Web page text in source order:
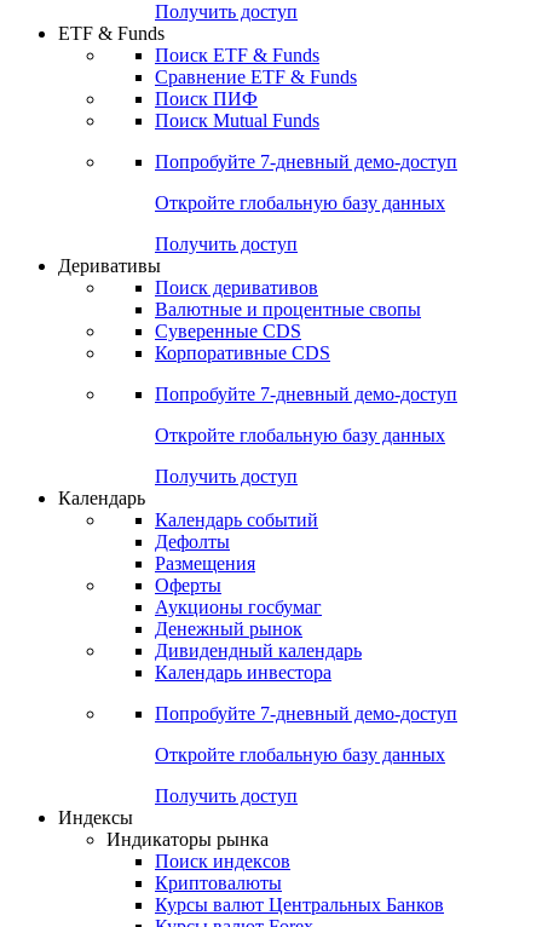
Получить доступ
ETF & Funds
Поиск ETF & Funds
Сравнение ETF & Funds
Поиск ПИФ
Поиск Mutual Funds
Попробуйте 7-дневный демо-доступ
Откройте глобальную базу данных
Получить доступ
Деривативы
Поиск деривативов
Валютные и процентные свопы
Суверенные CDS
Корпоративные CDS
Попробуйте 7-дневный демо-доступ
Откройте глобальную базу данных
Получить доступ
Календарь
Календарь событий
Дефолты
Размещения
Оферты
Аукционы госбумаг
Денежный рынок
Дивидендный календарь
Календарь инвестора
Попробуйте 7-дневный демо-доступ
Откройте глобальную базу данных
Получить доступ
Индексы
Индикаторы рынка
Поиск индексов
Криптовалюты
Курсы валют Центральных Банков